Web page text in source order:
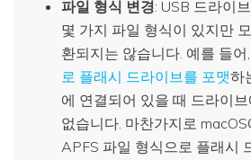
파일 형식 변경: USB 드라이
몇 가지 파일 형식이 있지만
환되지는 않습니다. 예를 들어,
로 플래시 드라이브를 포맷하
에 연결되어 있을 때 드라이
없습니다. 마찬가지로
APFS 파일 형식으로 플래시